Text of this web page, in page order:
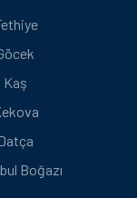
Kaş
Datça
Boğazı